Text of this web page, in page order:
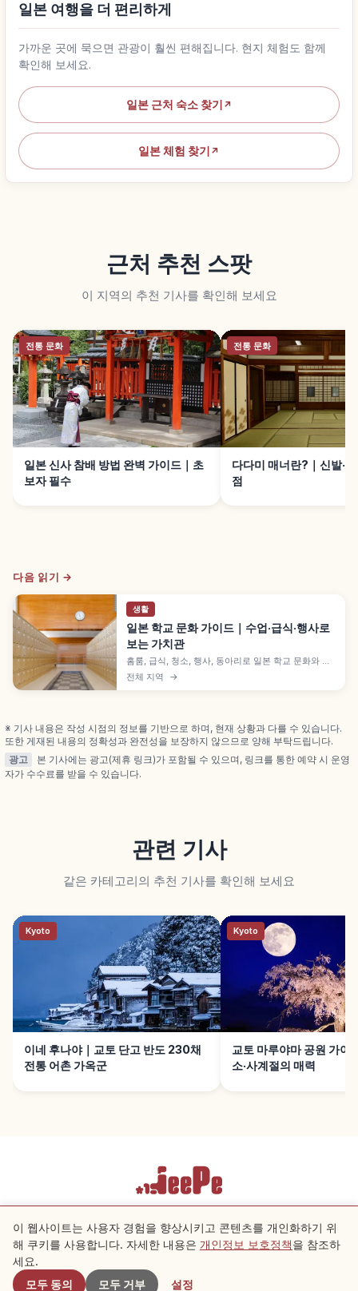
일본 여행을 더 편리하게
가까운 곳에 묵으면 관광이 훨씬 편해집니다. 현지 체험도 함께
확인해 보세요.
일본 근처 숙소 찾기 ↗
일본 체험 찾기 ↗
근처 추천 스팟
이 지역의 추천 기사를 확인해 보세요
전통 문화
일본 신사 참배 방법 완벽 가이드｜초
보자 필수
전통 문화
다다미 매너란?｜신발·짐
점
다음 읽기 →
생활
일본 학교 문화 가이드｜수업·급식·행사로
보는 가치관
홈룸, 급식, 청소, 행사, 동아리로 일본 학교 문화와 협
력·역할 분담의 가치를 소개합니다.
전체 지역 →
※ 기사 내용은 작성 시점의 정보를 기반으로 하며, 현재 상황과 다를 수 있습니다.
또한 게재된 내용의 정확성과 완전성을 보장하지 않으므로 양해 부탁드립니다.
광고
본 기사에는 광고(제휴 링크)가 포함될 수 있으며, 링크를 통한 예약 시 운영
자가 수수료를 받을 수 있습니다.
관련 기사
같은 카테고리의 추천 기사를 확인해 보세요
Kyoto
이네 후나야｜교토 단고 반도 230채
전통 어촌 가옥군
Kyoto
교토 마루야마 공원 가이
소·사계절의 매력
근처 스팟
이 웹사이트는 사용자 경험을 향상시키고 콘텐츠를 개인화하기 위
해 쿠키를 사용합니다. 자세한 내용은 개인정보 보호정책을 참조하
세요.
모두 동의
모두 거부 설정